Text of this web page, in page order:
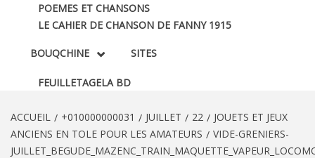
POEMES ET CHANSONS
LE CAHIER DE CHANSON DE FANNY 1915
BOUQCHINE
FEUILLETAGELA BD
SITES
ACCUEIL +010000000031 JUILLET 22
JOUETS ET JEUX
ANCIENS EN TOLE POUR LES AMATEURS
VIDE-GRENIERS-